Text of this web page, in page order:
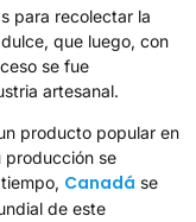
para recolectar la
que luego, con
se fue
artesanal.
producto popular en
producción se
Canadá se
de este